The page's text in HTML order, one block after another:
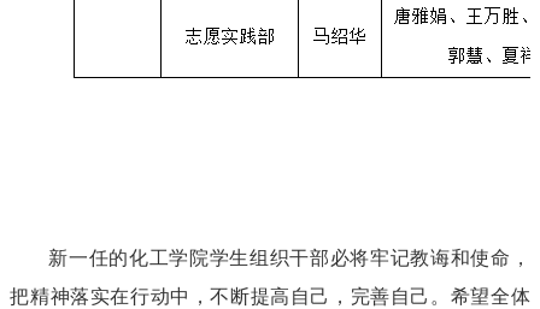
新一任的化工学院学生组织干部必将牢记教诲和使命，
把精神落实在行动中，不断提高自己，完善自己。希望全体